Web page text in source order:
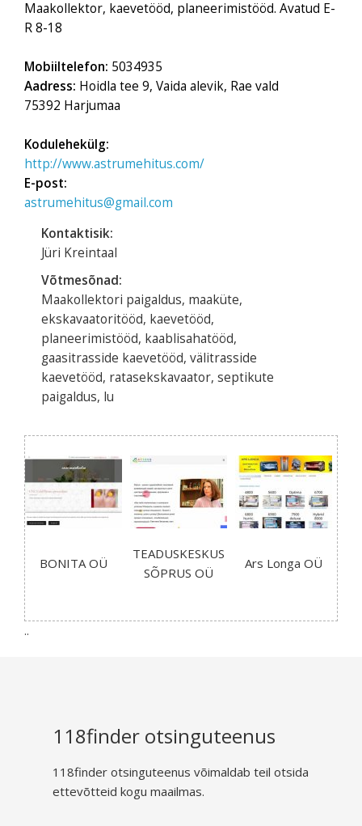
Maakollektor, kaevetööd, planeerimistööd. Avatud E-
R 8-18
Mobiiltelefon: 5034935
Aadress: Hoidla tee 9, Vaida alevik, Rae vald
75392 Harjumaa
Kodulehekülg:
http://www.astrumehitus.com/
E-post:
astrumehitus@gmail.com
Kontaktisik:
Jüri Kreintaal
Võtmesõnad:
Maakollektori paigaldus, maaküte,
ekskavaatoritööd, kaevetööd,
planeerimistööd, kaablisahatööd,
gaasitrasside kaevetööd, välitrasside
kaevetööd, ratasekskavaator, septikute
paigaldus, lu
BONITA OÜ
TEADUSKESKUS
SÕPRUS OÜ
Ars Longa OÜ
..
118finder otsinguteenus
118finder otsinguteenus võimaldab teil otsida
ettevõtteid kogu maailmas.